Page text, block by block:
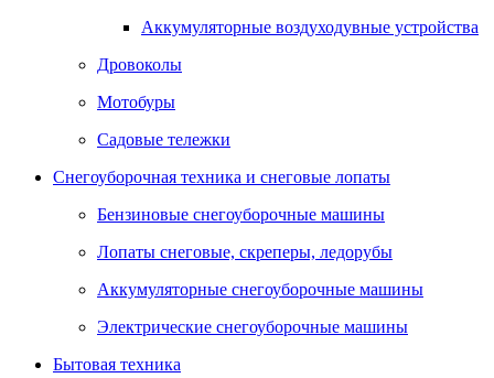
Аккумуляторные воздуходувные устройства
Дровоколы
Мотобуры
Садовые тележки
Снегоуборочная техника и снеговые лопаты
Бензиновые снегоуборочные машины
Лопаты снеговые, скреперы, ледорубы
Аккумуляторные снегоуборочные машины
Электрические снегоуборочные машины
Бытовая техника